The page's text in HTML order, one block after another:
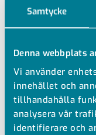
Samtycke
Denna webbplats
Vi använder
innehållet och
tillhandahålla
analysera vår
identifierare och
FVV
PVC